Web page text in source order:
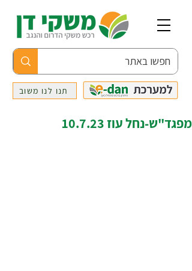
תנו לנו משוב
מפגד"ש-נחל עוז 10.7.23